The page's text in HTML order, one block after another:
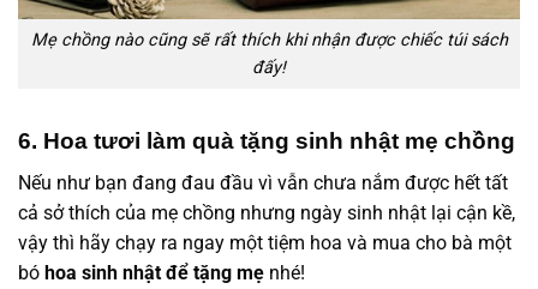
Mẹ chồng nào cũng sẽ rất thích khi nhận được chiếc túi sách
đấy!
6. Hoa tươi làm quà tặng sinh nhật mẹ chồng
Nếu như bạn đang đau đầu vì vẫn chưa nắm được hết tất
cả sở thích của mẹ chồng nhưng ngày sinh nhật lại cận kề,
vậy thì hãy chạy ra ngay một tiệm hoa và mua cho bà một
bó hoa sinh nhật để tặng mẹ nhé!